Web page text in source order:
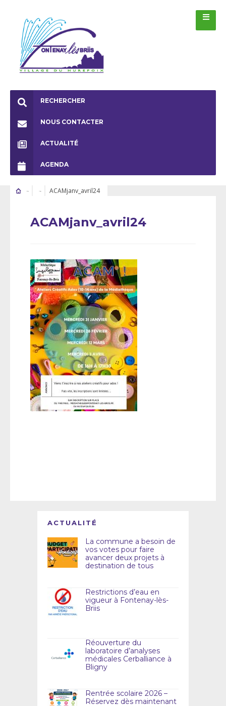
RECHERCHER
NOUS CONTACTER
ACTUALITÉ
AGENDA
ACAMjanv_avril24
ACAMjanv_avril24
ACTUALITÉ
La commune a besoin de
vos votes pour faire
avancer deux projets à
destination de tous
Restrictions d’eau en
vigueur à Fontenay-lès-
Briis
Réouverture du
laboratoire d’analyses
médicales Cerballiance à
Bligny
Rentrée scolaire 2026 –
Réservez dès maintenant